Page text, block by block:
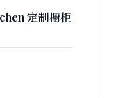
定制橱柜